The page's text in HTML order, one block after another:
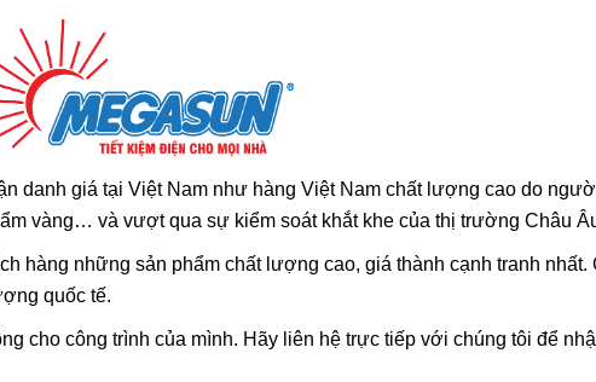
danh giá tại Việt Nam như hàng Việt Nam chất lượng cao do
vàng… và vượt qua sự kiểm soát khắt khe của thị trường Châu
hàng những sản phẩm chất lượng cao, giá thành cạnh tranh nhất.
quốc tế.
cho công trình của mình. Hãy liên hệ trực tiếp với chúng tôi để